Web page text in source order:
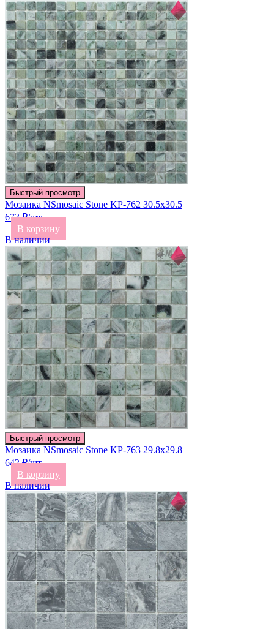
Быстрый просмотр
Мозаика NSmosaic Stone KP-762 30.5х30.5
673 ₽/шт
В корзину
В наличии
Быстрый просмотр
Мозаика NSmosaic Stone KP-763 29.8х29.8
642 ₽/шт
В корзину
В наличии